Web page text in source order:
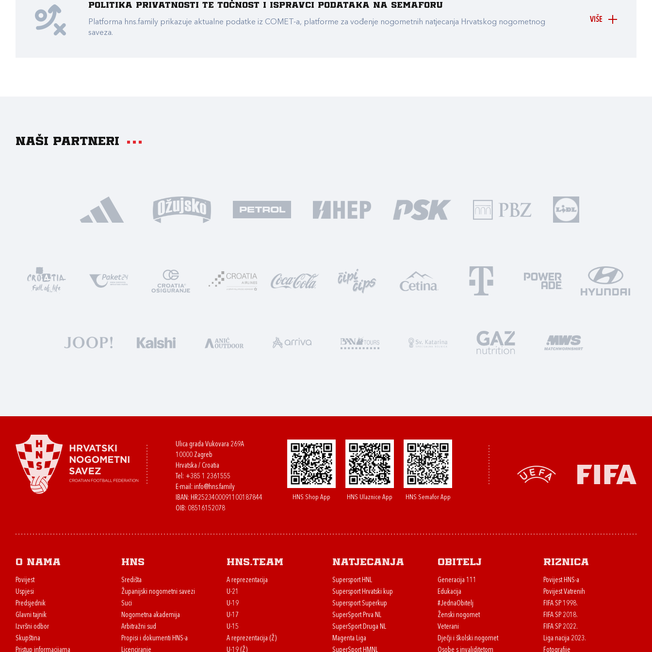
VIŠE
Politika privatnosti te točnost i ispravci podataka na Semaforu
Platforma hns.family prikazuje aktualne podatke iz COMET-a, platforme za vođenje nogometnih natjecanja Hrvatskog nogometnog
saveza.
Naši partneri
Ulica grada Vukovara 269A
10000 Zagreb
Hrvatska / Croatia
Tel: +385 1 2361555
E-mail: info@hns.family
IBAN: HR2523400091100187844
OIB: 08516152078
HNS Shop App HNS Ulaznice App HNS Semafor App
O nama
Povijest
Uspjesi
Predsjednik
Glavni tajnik
Izvršni odbor
Skupština
Pristup informacijama
HNS
Središta
Županijski nogometni savezi
Suci
Nogometna akademija
Arbitražni sud
Propisi i dokumenti HNS-a
Licenciranje
HNS.team
A reprezentacija
U-21
U-19
U-17
U-15
A reprezentacija (Ž)
U-19 (Ž)
Natjecanja
Supersport HNL
Supersport Hrvatski kup
Supersport Superkup
SuperSport Prva NL
SuperSport Druga NL
Magenta Liga
SuperSport HMNL
Obitelj
Generacija 111
Edukacija
#JednaObitelj
Ženski nogomet
Veterani
Dječji i školski nogomet
Osobe s invaliditetom
Riznica
Povijest HNS-a
Povijest Vatrenih
FIFA SP 1998.
FIFA SP 2018.
FIFA SP 2022.
Liga nacija 2023.
Fotografije